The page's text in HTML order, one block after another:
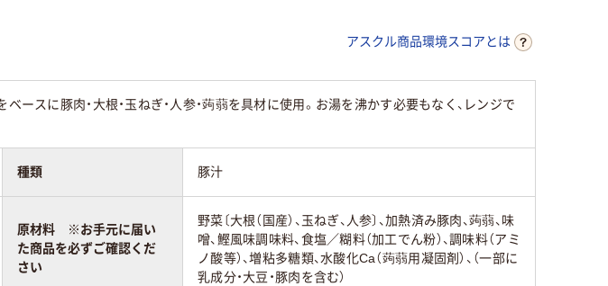
アスクル商品環境スコアとは
スに豚肉・大根・玉ねぎ・人参・蒟蒻を具材に使用。お湯を沸かす必要もなく、レンジで
種類 豚汁
原材料 ※お手元に届い
た商品を必ずご確認くだ
さい
野菜〔大根（国産）、玉ねぎ、人参〕、加熱済み豚肉、蒟蒻、味
噌、鰹風味調味料、食塩／糊料（加工でん粉）、調味料（アミ
ノ酸等）、増粘多糖類、水酸化Ca（蒟蒻用凝固剤）、（一部に
乳成分・大豆・豚肉を含む）